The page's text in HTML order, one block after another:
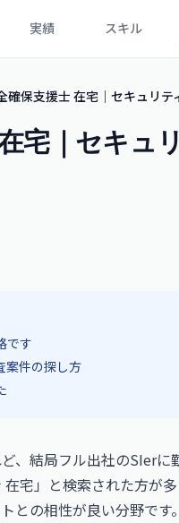
実績 スキル
確保支援士 在宅｜セキュリ
宅｜セキュ
です
案件の探し方
、結局フル出社のSIer
宅」と検索された方が
との相性が良い分野で